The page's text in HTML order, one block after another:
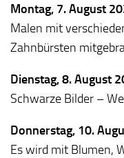
Montag, 7. August
Malen mit
Zahnbürsten
Dienstag, 8. August
Schwarze Bilder –
Donnerstag, 10.
Es wird mit Blumen,